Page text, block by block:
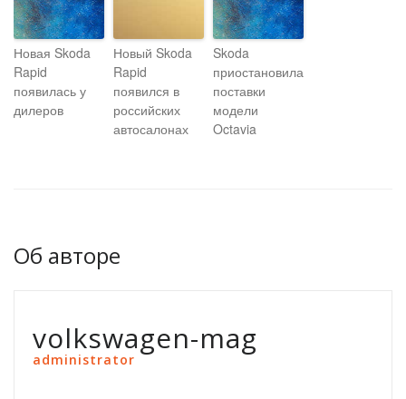
Новая Skoda
Rapid
появилась у
дилеров
Новый Skoda
Rapid
появился в
российских
автосалонах
Skoda
приостановила
поставки
модели
Octavia
Об авторе
volkswagen-mag
administrator